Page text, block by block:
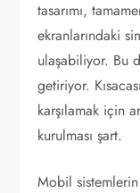
tasarımı,
ekranlarındaki
ulaşabiliyor. Bu
getiriyor.
karşılamak için
kurulması şart.
Mobil